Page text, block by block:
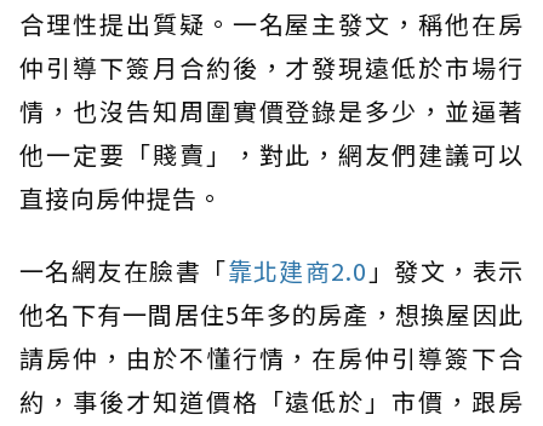
合理性提出質疑。一名屋主發文，稱他在房
仲引導下簽月合約後，才發現遠低於市場行
情，也沒告知周圍實價登錄是多少，並逼著
他一定要「賤賣」，對此，網友們建議可以
直接向房仲提告。
一名網友在臉書「靠北建商2.0 」發文，表示
他名下有一間居住5年多的房產，想換屋因此
請房仲，由於不懂行情，在房仲引導簽下合
約，事後才知道價格「遠低於」市價，跟房